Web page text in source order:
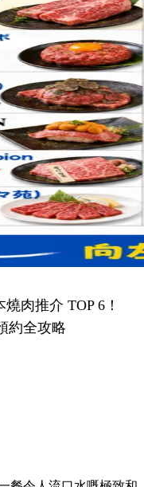
肉推介 TOP 6！
約全攻略